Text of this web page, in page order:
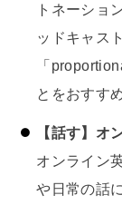
トネーショ
ッドキャス
「
とをおすす
【話す】オ
オンライン
や日常の話